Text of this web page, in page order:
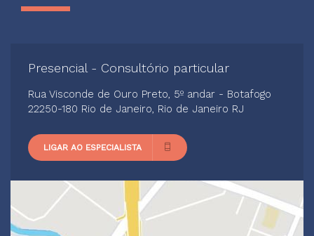
Presencial - Consultório particular
Rua Visconde de Ouro Preto, 5º andar - Botafogo
22250-180 Rio de Janeiro, Rio de Janeiro RJ
LIGAR AO ESPECIALISTA